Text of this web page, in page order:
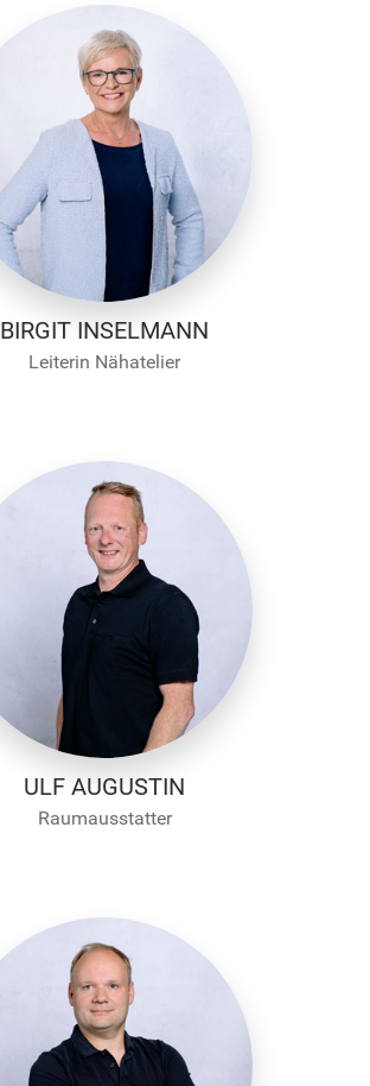
BIRGIT INSELMANN
Leiterin Nähatelier
ULF AUGUSTIN
Raumausstatter